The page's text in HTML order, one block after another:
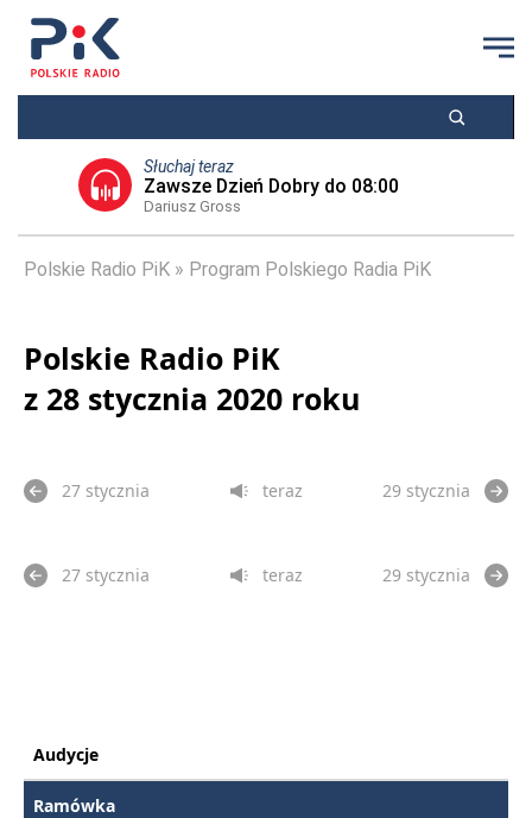
Słuchaj teraz
Zawsze Dzień Dobry do 08:00
Dariusz Gross
Polskie Radio PiK Program Polskiego Radia PiK
Polskie Radio PiK
z 28 stycznia 2020 roku
27 stycznia teraz 29 stycznia
27 stycznia teraz 29 stycznia
Audycje
Ramówka